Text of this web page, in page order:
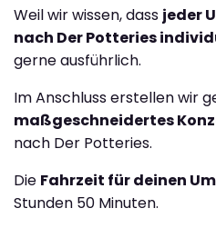
Weil wir wissen, dass jeder
nach Der Potteries
gerne ausführlich.
Im Anschluss erstellen wir
maßgeschneidertes
nach Der Potteries.
Die Fahrzeit für deinen
Stunden 50 Minuten.